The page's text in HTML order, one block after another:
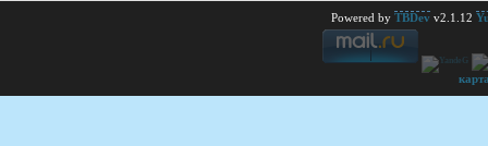
Powered by TBDev v2.1.12